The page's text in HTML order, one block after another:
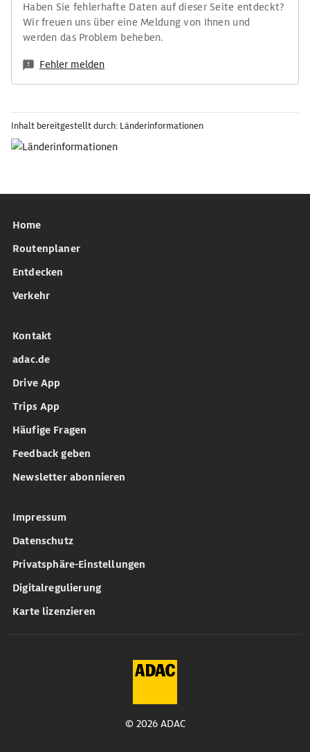
Haben Sie fehlerhafte Daten auf dieser Seite entdeckt?
Wir freuen uns über eine Meldung von Ihnen und
werden das Problem beheben.
Fehler melden
Inhalt bereitgestellt durch: Länderinformationen
Home
Routenplaner
Entdecken
Verkehr
Kontakt
adac.de
Drive App
Trips App
Häufige Fragen
Feedback geben
Newsletter abonnieren
Impressum
Datenschutz
Privatsphäre-Einstellungen
Digitalregulierung
Karte lizenzieren
© 2026 ADAC